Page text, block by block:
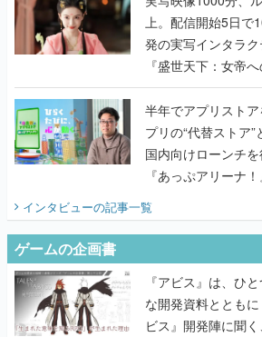
上。配信開始5日で
発の実写インタラ
『盛世天下：女帝
うこだわりをプロ
半年でアプリストアをオ
プリの“代替ストア
国内向けローンチ
『あっぷアリーナ
てみた
インタビューの記事一覧
ゲームの企画書
『アビス』は、ひ
な開発資料ととも
ビス』開発陣に聞